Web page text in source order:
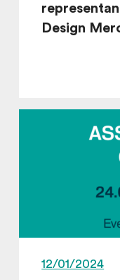
Design
12/01/2024